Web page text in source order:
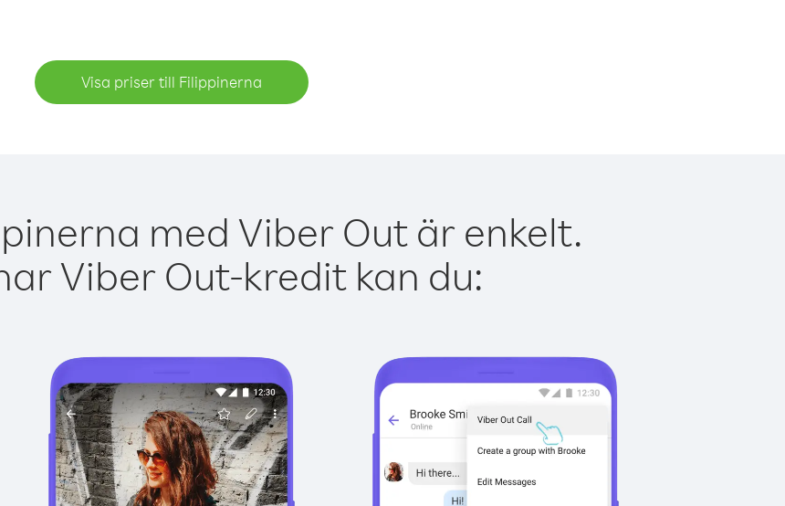
Visa priser till Filippinerna
med Viber Out är enkelt.
Viber Out-kredit kan du: